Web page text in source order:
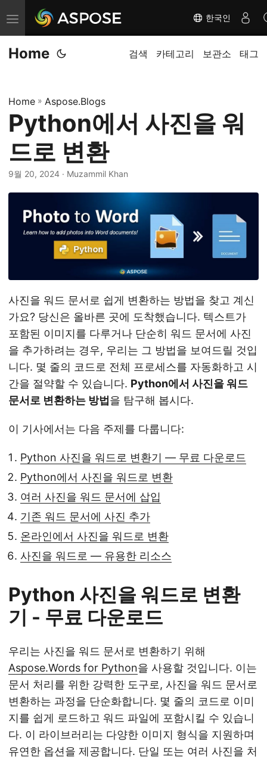
탐
색
전
한국인
Home 검색 카테고리 보관소 태그
Home » Aspose.Blogs
Python에서 사진을 워
드로 변환
9월 20, 2024 · Muzammil Khan
사진을 워드 문서로 쉽게 변환하는 방법을 찾고 계신
가요? 당신은 올바른 곳에 도착했습니다. 텍스트가
포함된 이미지를 다루거나 단순히 워드 문서에 사진
을 추가하려는 경우, 우리는 그 방법을 보여드릴 것입
니다. 몇 줄의 코드로 전체 프로세스를 자동화하고 시
간을 절약할 수 있습니다. Python에서 사진을 워드
문서로 변환하는 방법 을 탐구해 봅시다.
이 기사에서는 다음 주제를 다룹니다:
Python 사진을 워드로 변환기 — 무료 다운로드
Python에서 사진을 워드로 변환
여러 사진을 워드 문서에 삽입
기존 워드 문서에 사진 추가
온라인에서 사진을 워드로 변환
사진을 워드로 — 유용한 리소스
Python 사진을 워드로 변환
기 - 무료 다운로드
우리는 사진을 워드 문서로 변환하기 위해
Aspose.Words for Python을 사용할 것입니다. 이는
문서 처리를 위한 강력한 도구로, 사진을 워드 문서로
변환하는 과정을 단순화합니다. 몇 줄의 코드로 이미
지를 쉽게 로드하고 워드 파일에 포함시킬 수 있습니
다. 이 라이브러리는 다양한 이미지 형식을 지원하며
유연한 옵션을 제공합니다. 단일 또는 여러 사진을 처